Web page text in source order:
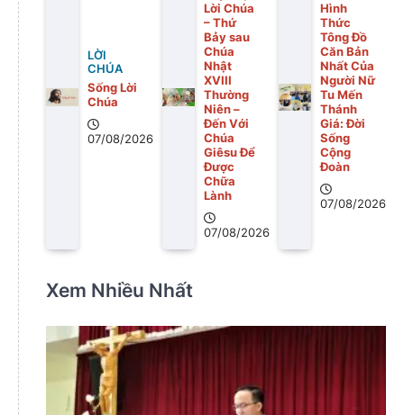
LỜI
CHÚA
Sống Lời
Chúa
07/08/2026
Lời Chúa
– Thứ
Bảy sau
Chúa
Nhật
XVIII
Thường
Niên –
Đến Với
Chúa
Giêsu Để
Được
Chữa
Lành
07/08/2026
Hình
Thức
Tông Đồ
Căn Bản
Nhất Của
Người Nữ
Tu Mến
Thánh
Giá: Đời
Sống
Cộng
Đoàn
07/08/2026
Xem Nhiều Nhất